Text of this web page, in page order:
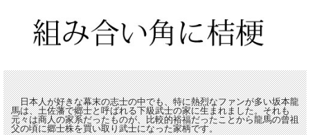
日本人が好きな幕末の志士の中でも、特に熱烈なファンが多い坂本龍
馬は、土佐藩で郷士と呼ばれる下級武士の家に生まれました。それも
元々は商人の家系だったものが、比較的裕福だったことから龍馬の曾祖
父の頃に郷士株を買い取り武士になった家柄です。